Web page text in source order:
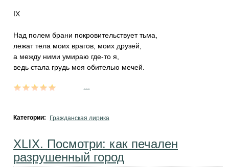
IX
Над полем брани покровительствует тьма,
лежат тела моих врагов, моих друзей,
а между ними умираю где-то я,
ведь стала грудь моя обителью мечей.
Категории: Гражданская лирика
XLIX. Посмотри: как печален
разрушенный город